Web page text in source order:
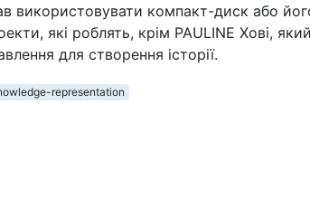
використовувати компакт-диск або
які роблять, крім PAULINE Хові,
для створення історії.
representation